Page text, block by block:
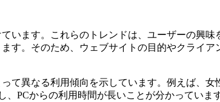
います。これらのトレンドは、ユーザーの興
す。そのため、ウェブサイトの目的やクライ
て異なる利用傾向を示しています。例えば、
、PCからの利用時間が長いことが分かってい